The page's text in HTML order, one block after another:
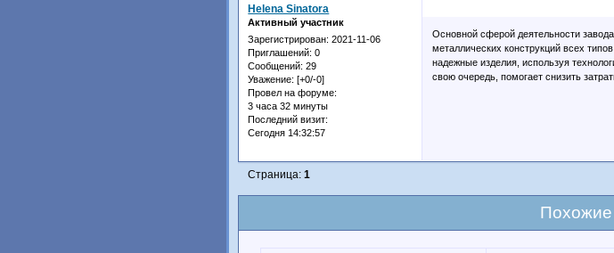
Helena Sinatora
Активный участник
Зарегистрирован: 2021-11-06
Приглашений: 0
Сообщений: 29
Уважение: [+0/-0]
Провел на форуме:
3 часа 32 минуты
Последний визит:
Сегодня 14:32:57
Основной сферой деятельности
металлических конструкций всех
надежные изделия, используя
свою очередь, помогает снизить
Страница:1